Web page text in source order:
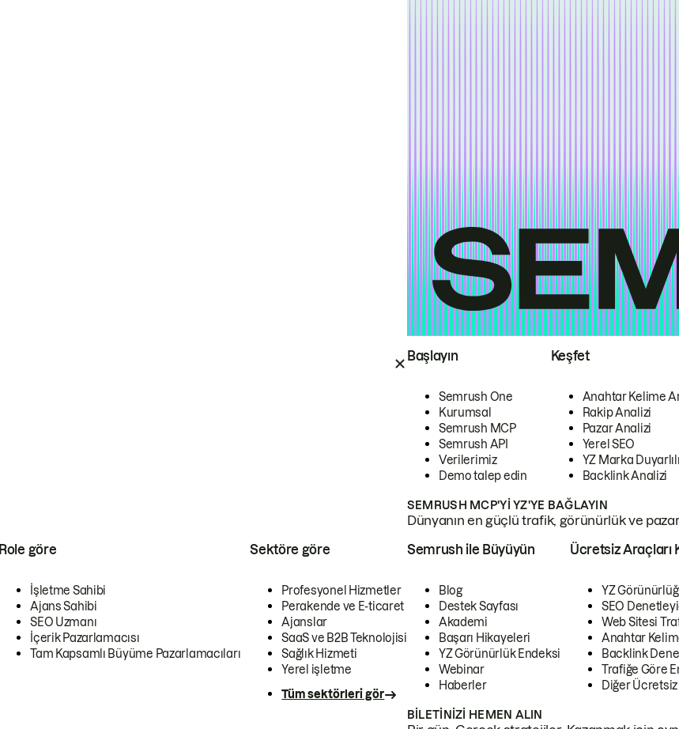
Başlayın
Semrush One
Kurumsal
Semrush MCP
Semrush API
Verilerimiz
Demo talep edin
Keşfet
Anahtar Kelime
Rakip Analizi
Pazar Analizi
Yerel SEO
YZ Marka
Backlink Analizi
SEMRUSH MCP'YI YZ'YE BAĞLAYIN
Dünyanın en güçlü trafik, görünürlük ve
Role göre
İşletme Sahibi
Ajans Sahibi
SEO Uzmanı
İçerik Pazarlamacısı
Tam Kapsamlı Büyüme Pazarlamacıları
Sektöre göre
Profesyonel Hizmetler
Perakende ve E-ticaret
Ajanslar
SaaS ve B2B Teknolojisi
Sağlık Hizmeti
Yerel işletme
Tüm sektörleri gör
Semrush ile Büyüyün
Blog
Destek Sayfası
Akademi
Başarı Hikayeleri
YZ Görünürlük Endeksi
Webinar
Haberler
Ücretsiz Araçları
YZ
SEO
Web Sitesi
Anahtar
Backlink
Trafiğe Göre
Diğer
BILETINIZI HEMEN ALIN